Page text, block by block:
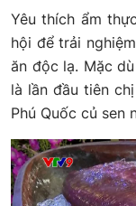
Yêu thích ẩm
hội để trải
ăn độc lạ. Mặc
là lần đầu tiên
Phú Quốc củ sen